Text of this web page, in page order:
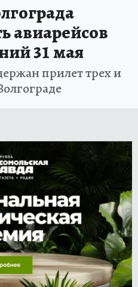
авиарейсов
31 мая
прилет трех и